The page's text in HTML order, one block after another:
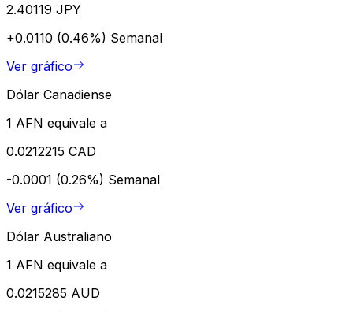
2.40119 JPY
+0.0110 (0.46%) Semanal
Ver gráfico
Dólar Canadiense
1 AFN equivale a
0.0212215 CAD
-0.0001 (0.26%) Semanal
Ver gráfico
Dólar Australiano
1 AFN equivale a
0.0215285 AUD